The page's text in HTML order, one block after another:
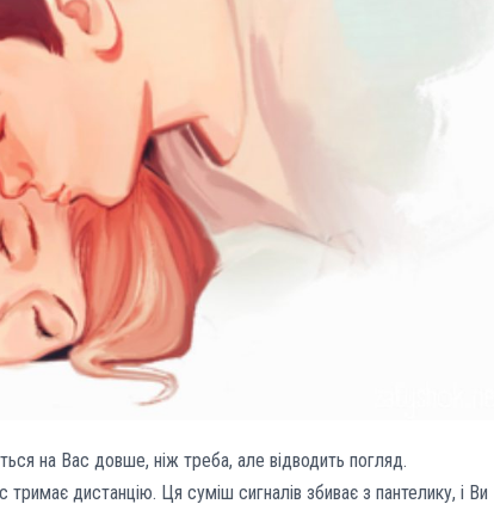
на Вас довше, ніж треба, але відводить погляд.
дистанцію. Ця суміш сигналів збиває з пантелику, і Ви